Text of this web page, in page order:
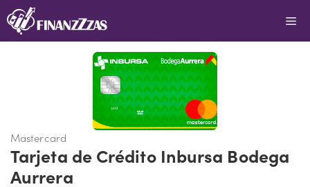
Saltar
al
Mastercard
Tarjeta de Crédito Inbursa Bodega
Aurrera